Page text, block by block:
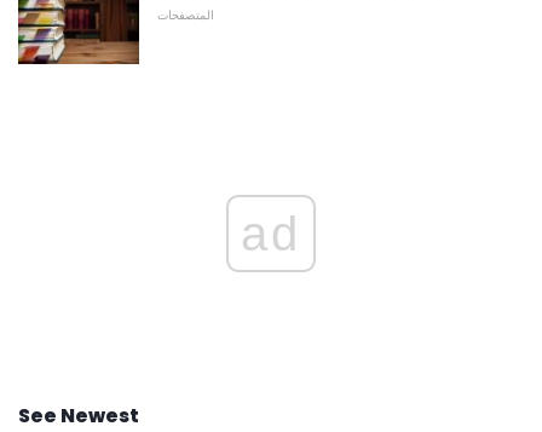
المتصفحات
ad
See Newest